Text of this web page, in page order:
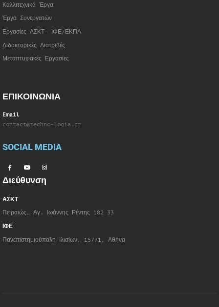
Καλλιτεχνικά Έργα
Έργα Συνεργατών
Εργασίες ΑΣΚΤ- ΙΦΕ/ΕΚΠΑ
Διδακτορικές Διατριβές
Μεταπτυχιακές Εργασίες
ΕΠΙΚΟΙΝΩΝΙΑ
Email
contact@techno-logia.gr
SOCIAL MEDIA
Διεύθυνση
ΑΣΚΤ
Πειραιώς, Αγ. Ιωάννης Ρέντης 182 33
ΙΦΕ
Πανεπιστημιούπολη Ιλισίων, 15771, Αθήνα